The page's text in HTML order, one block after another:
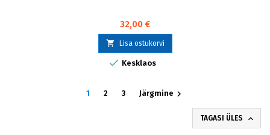
32,00 €
 Lisa ostukorvi
 Kesklaos
1 2 3 Järgmine 
TAGASI ÜLES 